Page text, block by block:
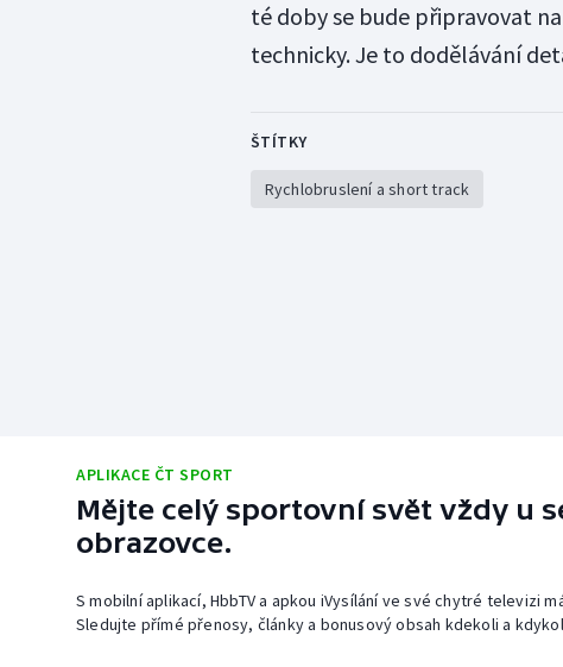
té doby se bude připravovat
technicky. Je to dodělávání
ŠTÍTKY
Rychlobruslení a short track
APLIKACE ČT SPORT
Mějte celý sportovní svět vždy u
obrazovce.
S mobilní aplikací, HbbTV a apkou iVysílání ve své chytré televizi
Sledujte přímé přenosy, články a bonusový obsah kdekoli a